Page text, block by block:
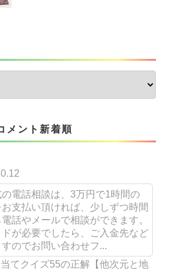
メント新着順
電話相談は、3万円で1時間の
支払い頂ければ、少しずつ時間
話やメールで相談ができます。
ドが必要でしたら、ご入金先など
のでお問い合わせフ...
てクイズ55の正解【他次元と地